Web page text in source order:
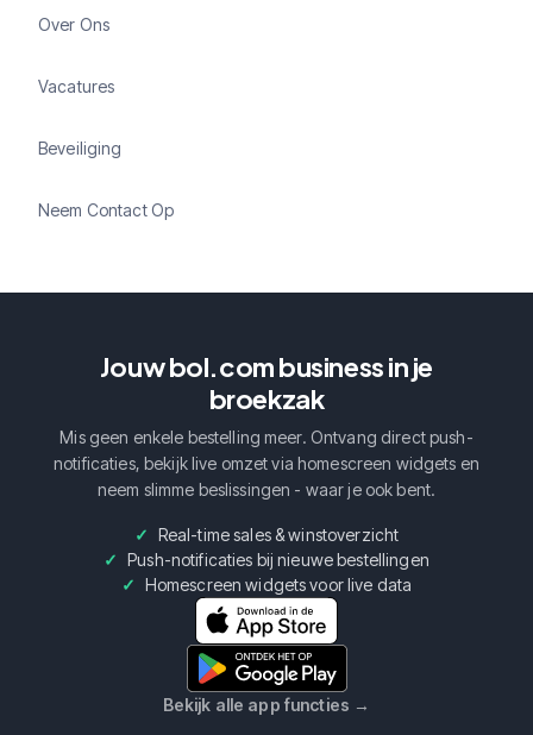
Over Ons
Vacatures
Beveiliging
Neem Contact Op
Jouw bol.com business in je
broekzak
Mis geen enkele bestelling meer. Ontvang direct push-
notificaties, bekijk live omzet via homescreen widgets en
neem slimme beslissingen - waar je ook bent.
Real-time sales & winstoverzicht
Push-notificaties bij nieuwe bestellingen
Homescreen widgets voor live data
Bekijk alle app functies →